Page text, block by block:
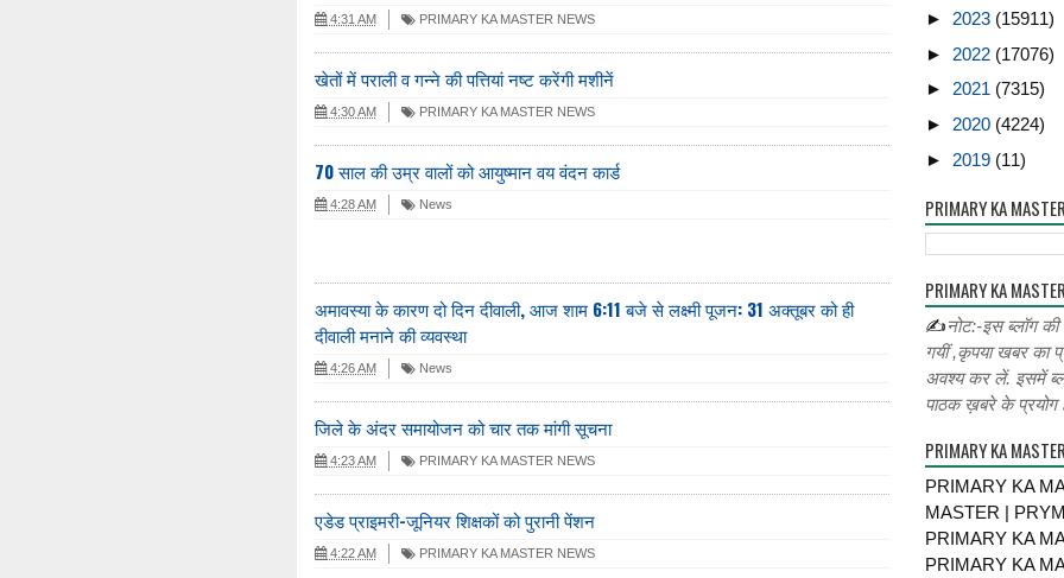
4:31 AM PRIMARY KA MASTER NEWS
खेतों में पराली व गन्ने की पत्तियां नष्ट करेंगी मशीनें
4:30 AM PRIMARY KA MASTER NEWS
70 साल की उम्र वालों को आयुष्मान वय वंदन कार्ड
4:28 AM News
अमावस्या के कारण दो दिन दीवाली, आज शाम 6:11 बजे से लक्ष्मी पूजन: 31 अक्तूबर को ही
दीवाली मनाने की व्यवस्था
4:26 AM News
जिले के अंदर समायोजन को चार तक मांगी सूचना
4:23 AM PRIMARY KA MASTER NEWS
एडेड प्राइमरी-जूनियर शिक्षकों को पुरानी पेंशन
4:22 AM PRIMARY KA MASTER NEWS
► 2023 (15911)
► 2022 (17076)
► 2021 (7315)
► 2020 (4224)
► 2019 (11)
PRIMARY KA
PRIMARY KA
✍नोट:-इस ब्लॉग
गयीं ,कृपया खबर का
अवश्य कर लें. इसमें
पाठक ख़बरे के प्रयोग
PRIMARY KA
PRIMARY KA
MASTER |
PRIMARY KA
PRIMARY KA